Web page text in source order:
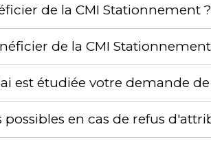
de la CMI Stationnement ?
de la CMI
est étudiée votre demande
possibles en cas de refus